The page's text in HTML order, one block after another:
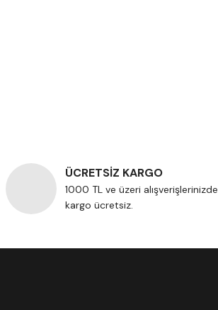
ÜCRETSİZ KARGO
1000 TL ve üzeri alışverişlerinizde
kargo ücretsiz.